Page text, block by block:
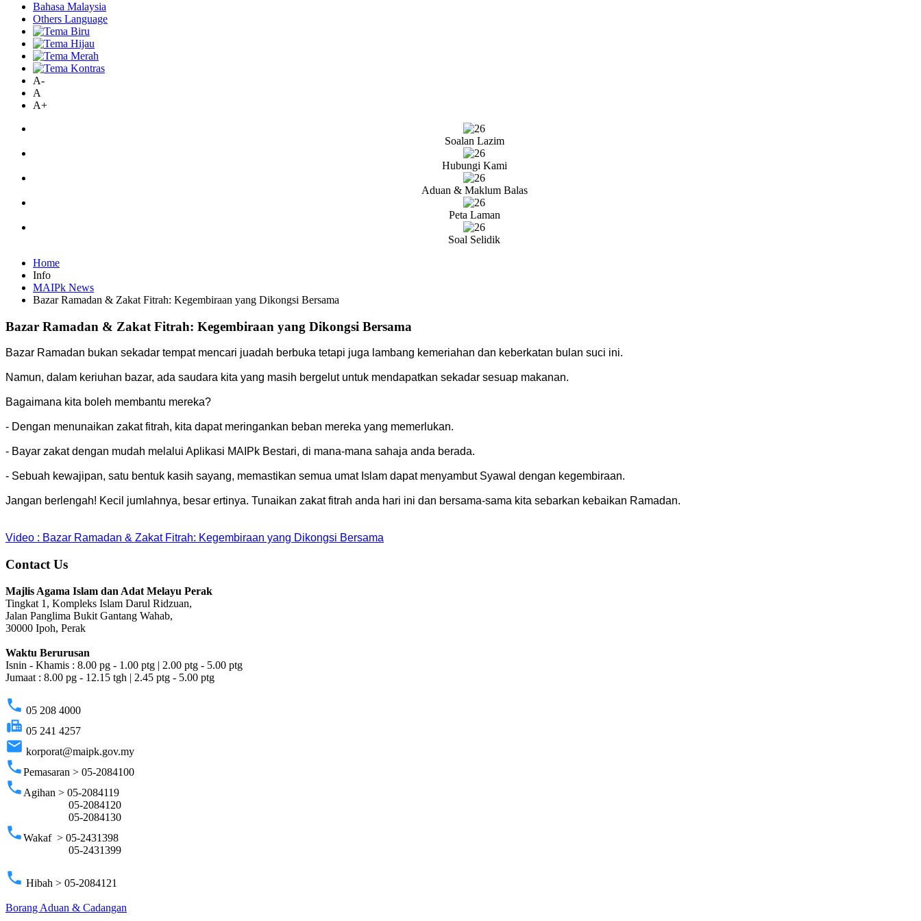
Bahasa Malaysia
Others Language
A-
A
A+
Soalan Lazim
Hubungi Kami
Aduan & Maklum Balas
Peta Laman
Soal Selidik
Home
Info
MAIPk News
Bazar Ramadan & Zakat Fitrah: Kegembiraan yang Dikongsi Bersama
Bazar Ramadan & Zakat Fitrah: Kegembiraan yang Dikongsi Bersama
Bazar Ramadan bukan sekadar tempat mencari juadah berbuka tetapi juga lambang kemeriahan dan keberkatan bulan suci ini.
Namun, dalam keriuhan bazar, ada saudara kita yang masih bergelut untuk mendapatkan sekadar sesuap makanan.
Bagaimana kita boleh membantu mereka?
- Dengan menunaikan zakat fitrah, kita dapat meringankan beban mereka yang memerlukan.
- Bayar zakat dengan mudah melalui Aplikasi MAIPk Bestari, di mana-mana sahaja anda berada.
- Sebuah kewajipan, satu bentuk kasih sayang, memastikan semua umat Islam dapat menyambut Syawal dengan kegembiraan.
Jangan berlengah! Kecil jumlahnya, besar ertinya. Tunaikan zakat fitrah anda hari ini dan bersama-sama kita sebarkan kebaikan Ramadan.
Video : Bazar Ramadan & Zakat Fitrah: Kegembiraan yang Dikongsi Bersama
Contact Us
Majlis Agama Islam dan Adat Melayu Perak
Tingkat 1, Kompleks Islam Darul Ridzuan,
Jalan Panglima Bukit Gantang Wahab,
30000 Ipoh, Perak
Waktu Berurusan
Isnin - Khamis : 8.00 pg - 1.00 ptg | 2.00 ptg - 5.00 ptg
Jumaat : 8.00 pg - 12.15 tgh | 2.45 ptg - 5.00 ptg
phone 05 208 4000
fax 05 241 4257
email korporat@maipk.gov.my
phonePemasaran > 05-2084100
phone Agihan > 05-2084119
05-2084120
05-2084130
phoneWakaf > 05-2431398
05-2431399
phone Hibah > 05-2084121
Borang Aduan & Cadangan